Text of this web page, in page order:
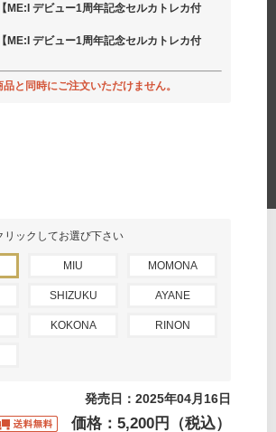
ME:I デビュー1周年記念セルカトレカ付
ME:I デビュー1周年記念セルカトレカ付
と同時にご注文いただけません。
リックしてお選び下さい
MIU MOMONA
SHIZUKU AYANE
KOKONA RINON
発売日：2025年04月16日
価格：5,200円（税込）